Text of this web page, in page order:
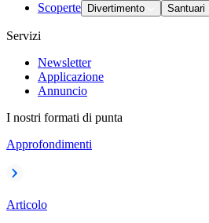
Scoperte Divertimento Santuari
Servizi
Newsletter
Applicazione
Annuncio
I nostri formati di punta
Approfondimenti
Articolo